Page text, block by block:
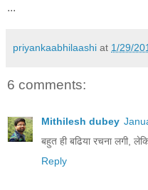
...
priyankaabhilaashi at 1/29/
6 comments:
Mithilesh dubey
बहुत ही बढिया रचना लगी,
Reply